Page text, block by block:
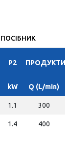
ПОСІБНИК
P2
kW Q (L/min)
1.1 300
1.4 400